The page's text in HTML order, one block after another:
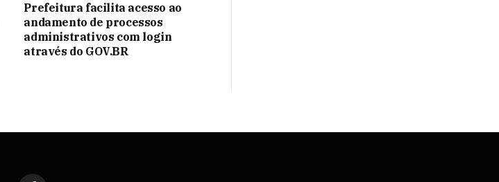
Prefeitura facilita acesso ao
andamento de processos
administrativos com login
através do GOV.BR